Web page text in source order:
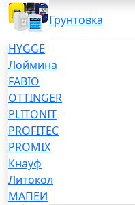
Грунтовка
HYGGE
Лоймина
FABIO
OTTINGER
PLITONIT
PROFITEC
PROMIX
Кнауф
Литокол
МАПЕИ